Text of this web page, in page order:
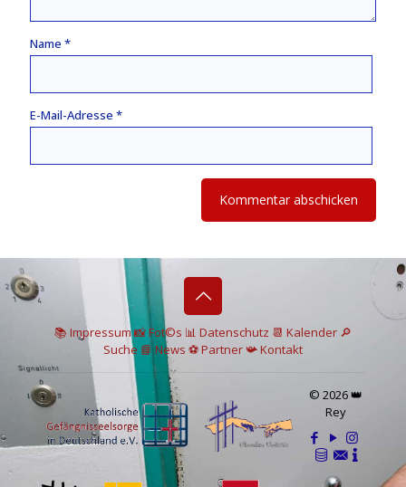
Name *
E-Mail-Adresse *
📚 Impressum📸Fot©s 📊 Datenschutz 📆 Kalender 🔎
Suche 📘 News ⚽Partner📯Kontakt
© 2026 👑
Rey